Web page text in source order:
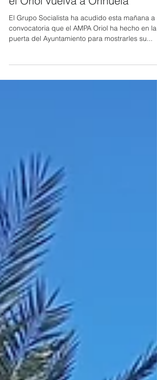
de quejarse y trabaje para que
el Oriol vuelva a Orihuela"
El Grupo Socialista ha acudido esta mañana a